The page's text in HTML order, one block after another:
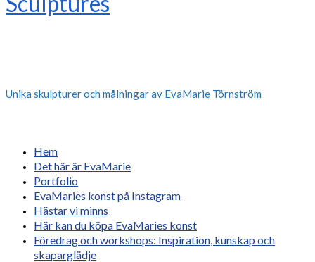
Unika skulpturer och målningar av EvaMarie Törnström
Hem
Det här är EvaMarie
Portfolio
EvaMaries konst på Instagram
Hästar vi minns
Här kan du köpa EvaMaries konst
Föredrag och workshops: Inspiration, kunskap och
skaparglädje